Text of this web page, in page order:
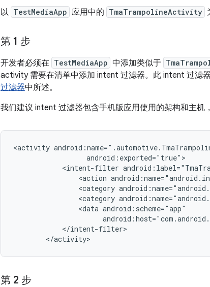
以 TestMediaApp 应用中的 TmaTrampolineActivity
第 1 步
开发者必须在 TestMediaApp 中添加类似于
activity 需要在清单中添加 intent 过滤器。此 intent 过滤
过滤器中所述。
我们建议 intent 过滤器包含手机版应用使用的架构和主机
<activity
                  android:exported="true">
<intent-filter
<action
<category
<category
                <data android:scheme="app"
            </intent-filter>
第 2 步